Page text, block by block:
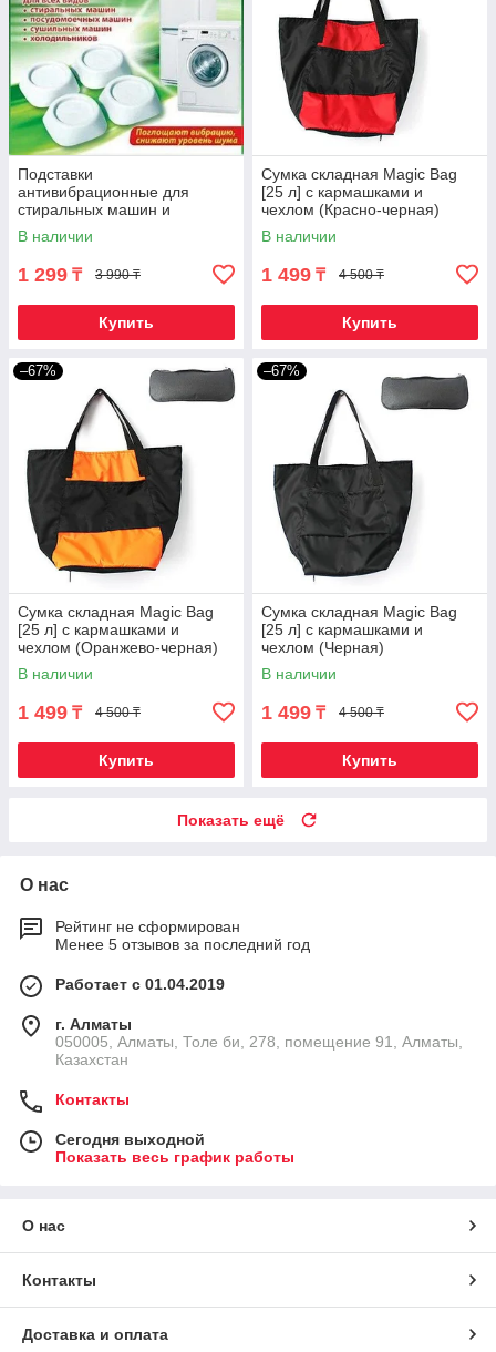
Подставки
антивибрационные для
стиральных машин и
холодильников [4 шт.]
В наличии
1 299 ₸ 3 990 ₸
Купить
Сумка складная Magic Bag
[25 л] с кармашками и
чехлом (Красно-черная)
В наличии
1 499 ₸ 4 500 ₸
Купить
–67%
Сумка складная Magic Bag
[25 л] с кармашками и
чехлом (Оранжево-черная)
В наличии
1 499 ₸ 4 500 ₸
Купить
–67%
Сумка складная Magic Bag
[25 л] с кармашками и
чехлом (Черная)
В наличии
1 499 ₸ 4 500 ₸
Купить
Показать ещё
О нас
Рейтинг не сформирован
Менее 5 отзывов за последний год
Работает с 01.04.2019
г. Алматы
050005, Алматы, Толе би, 278, помещение 91, Алматы,
Казахстан
Контакты
Сегодня выходной
Показать весь график работы
О нас
Контакты
Доставка и оплата